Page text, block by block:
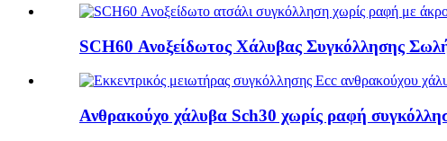
SCH60 Ανοξείδωτος Χάλυβας Συγκόλλησης
Ανθρακούχο χάλυβα Sch30 χωρίς ραφή